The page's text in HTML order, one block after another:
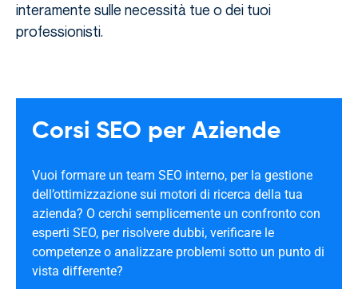
interamente sulle necessità tue o dei tuoi
professionisti.
Corsi SEO per Aziende
Vuoi formare un team SEO interno, per la gestione
dell’ottimizzazione sui motori di ricerca della tua
azienda? O cerchi semplicemente un confronto con
esperti SEO, per risolvere dubbi, verificare le
competenze o analizzare problemi sotto un punto di
vista differente?